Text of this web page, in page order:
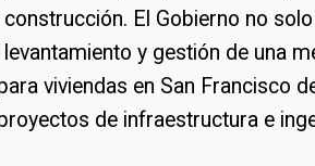
construcción. El Gobierno no
levantamiento y gestión de una
viviendas en San Francisco
de infraestructura e